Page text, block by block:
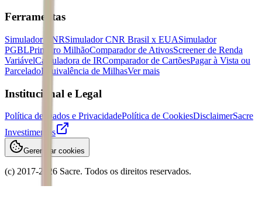
Ferramentas
Simulador CNRSimulador CNR Brasil x EUASimulador
PGBLPrimeiro MilhãoComparador de AtivosScreener de Renda
VariávelCalculadora de IRComparador de CartõesPagar à Vista ou
ParceladoEquivalência de MilhasVer mais
Institucional e Legal
Política de Dados e PrivacidadePolítica de CookiesDisclaimerSacre
Investimentos
Gerenciar cookies
(c) 2017-2026 Sacre. Todos os direitos reservados.